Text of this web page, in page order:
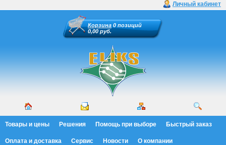
Личный кабинет
Корзина 0 позиций
0,00 руб.
Товары и цены Решения Помощь при выборе Быстрый заказ
Оплата и доставка Сервис Новости О компании